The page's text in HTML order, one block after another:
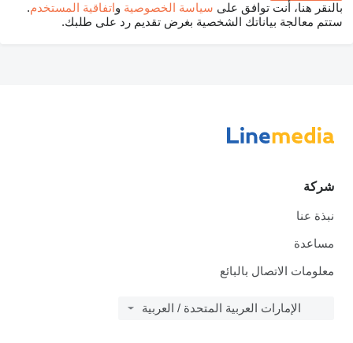
بالنقر هنا، أنت توافق على سياسة الخصوصية واتفاقية المستخدم.
ستتم معالجة بياناتك الشخصية بغرض تقديم رد على طلبك.
شركة
نبذة عنا
مساعدة
معلومات الاتصال بالبائع
الإمارات العربية المتحدة / العربية